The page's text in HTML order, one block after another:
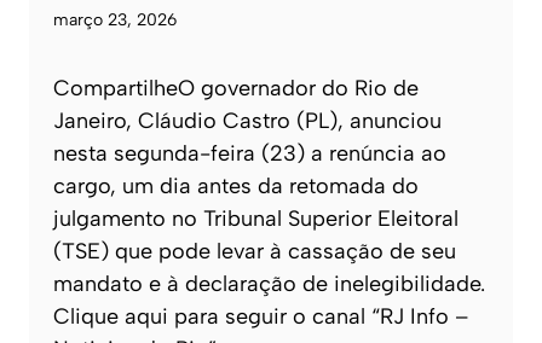
março 23, 2026
CompartilheO governador do Rio de
Janeiro, Cláudio Castro (PL), anunciou
nesta segunda-feira (23) a renúncia ao
cargo, um dia antes da retomada do
julgamento no Tribunal Superior Eleitoral
(TSE) que pode levar à cassação de seu
mandato e à declaração de inelegibilidade.
Clique aqui para seguir o canal “RJ Info –